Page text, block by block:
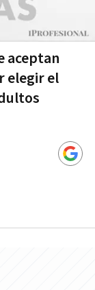
aceptan
elegir el